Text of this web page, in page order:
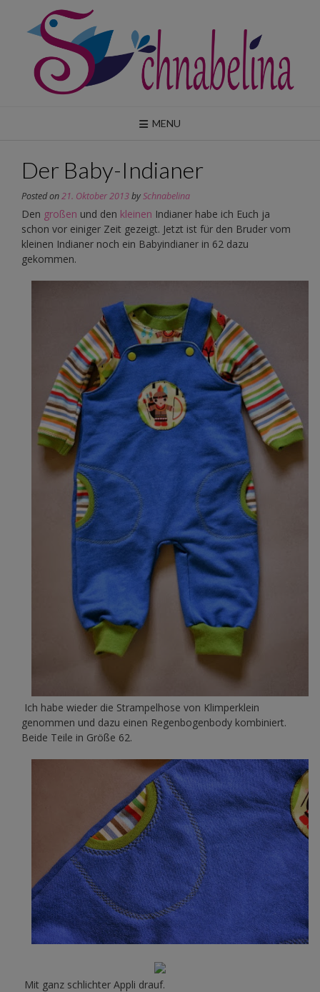
content
MENU
Der Baby-Indianer
Posted on21. Oktober 2013bySchnabelina
Den großen und den kleinen Indianer habe ich Euch ja
schon vor einiger Zeit gezeigt. Jetzt ist für den Bruder vom
kleinen Indianer noch ein Babyindianer in 62 dazu
gekommen.
Ich habe wieder die Strampelhose von Klimperklein
genommen und dazu einen Regenbogenbody kombiniert.
Beide Teile in Größe 62.
Mit ganz schlichter Appli drauf.